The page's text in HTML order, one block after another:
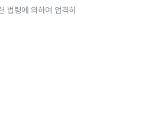
법령에 의하여 엄격히